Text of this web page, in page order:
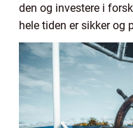
den og investere i
hele tiden er sikker